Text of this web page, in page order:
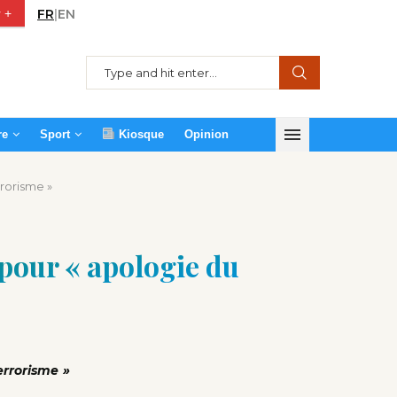
+ FR EN
Sport Kiosque Opinion
»
« apologie du
»